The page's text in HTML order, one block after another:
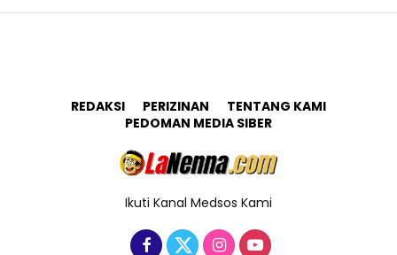
REDAKSI PERIZINAN
TENTANG KAMI
PEDOMAN MEDIA SIBER
Ikuti Kanal Medsos Kami